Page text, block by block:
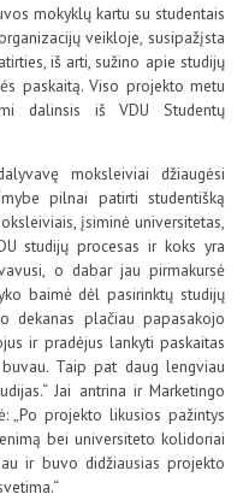
mokyklų kartu su studentais
veikloje, susipažįsta
iš arti, sužino apie studijų
paskaitą. Viso projekto metu
dalinsis iš VDU Studentų
moksleiviai džiaugėsi
pilnai patirti studentišką
įsiminė universitetas,
studijų procesas ir koks yra
o dabar jau pirmakursė
baimė dėl pasirinktų studijų
dekanas plačiau papasakojo
ir pradėjus lankyti paskaitas
Taip pat daug lengviau
Jai antrina ir Marketingo
„Po projekto likusios pažintys
bei universiteto kolidoriai
ir buvo didžiausias projekto